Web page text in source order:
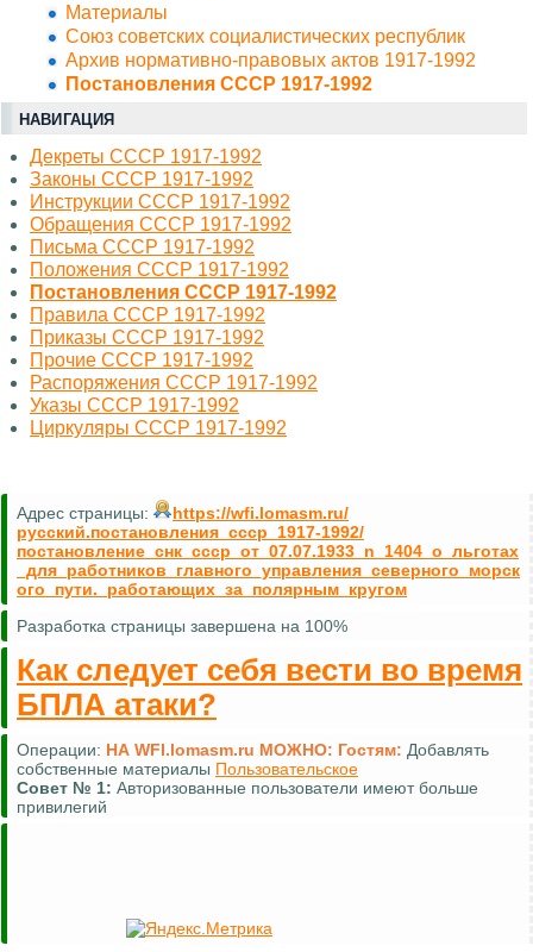
Материалы
Союз советских социалистических республик
Архив нормативно-правовых актов 1917-1992
Постановления СССР 1917-1992
НАВИГАЦИЯ
Декреты СССР 1917-1992
Законы СССР 1917-1992
Инструкции СССР 1917-1992
Обращения СССР 1917-1992
Письма СССР 1917-1992
Положения СССР 1917-1992
Постановления СССР 1917-1992
Правила СССР 1917-1992
Приказы СССР 1917-1992
Прочие СССР 1917-1992
Распоряжения СССР 1917-1992
Указы СССР 1917-1992
Циркуляры СССР 1917-1992
Адрес страницы:
https://wfi.lomasm.ru/
русский.постановления_ссср_1917-1992/
постановление_снк_ссср_от_07.07.1933_n_1404_о_льготах
_для_работников_главного_управления_северного_морск
ого_пути._работающих_за_полярным_кругом
Разработка страницы завершена на 100%
Как следует себя вести во время
БПЛА атаки?
Операции: НА WFI.lomasm.ru МОЖНО: Гостям: Добавлять
собственные материалы Пользовательское
Совет № 1: Авторизованные пользователи имеют больше
привилегий